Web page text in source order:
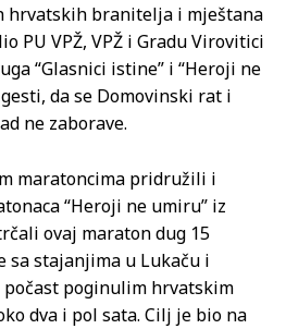
hrvatskih branitelja i mještana
PU VPŽ, VPŽ i Gradu Virovitici
“Glasnici istine” i “Heroji ne
da se Domovinski rat i
ne zaborave.
maratoncima pridružili i
“Heroji ne umiru” iz
ovaj maraton dug 15
sa stajanjima u Lukaču i
počast poginulim hrvatskim
dva i pol sata. Cilj je bio na